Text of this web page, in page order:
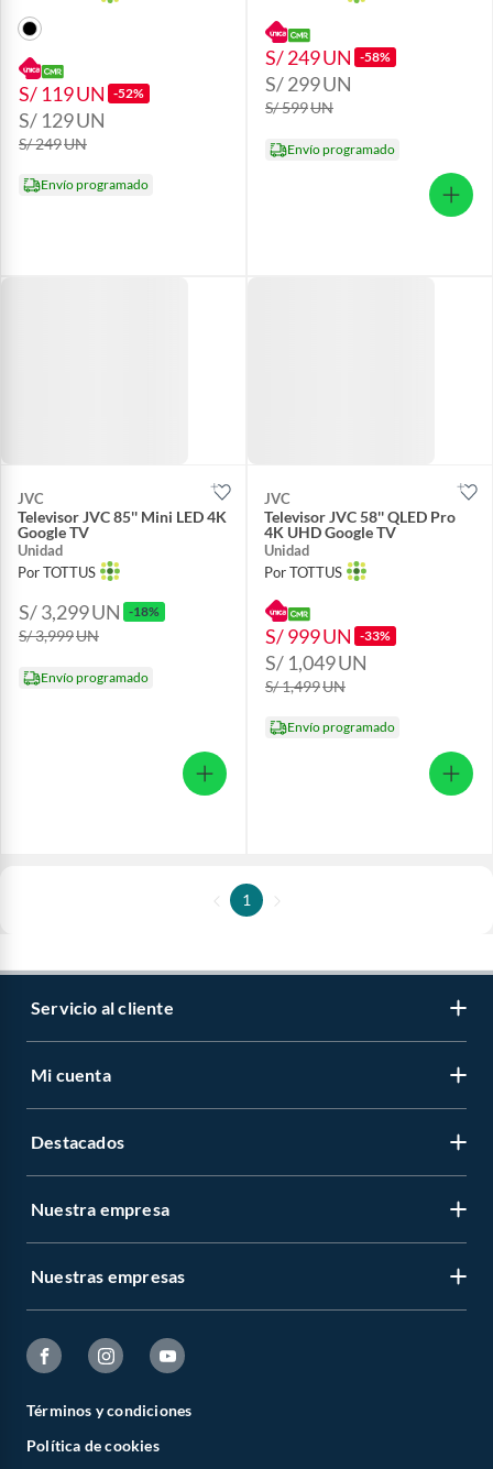
S/ 119UN -52%
S/ 129UN
S/ 249UN
Envío programado
S/ 249UN -58%
S/ 299UN
S/ 599UN
Envío programado
JVC
Televisor JVC 85'' Mini LED 4K
Google TV
Unidad
Por TOTTUS
S/ 3,299UN -18%
S/ 3,999UN
Envío programado
JVC
Televisor JVC 58'' QLED Pro
4K UHD Google TV
Unidad
Por TOTTUS
S/ 999UN -33%
S/ 1,049UN
S/ 1,499UN
Envío programado
1
Servicio al cliente
Mi cuenta
Destacados
Nuestra empresa
Nuestras empresas
Términos y condiciones
Política de cookies